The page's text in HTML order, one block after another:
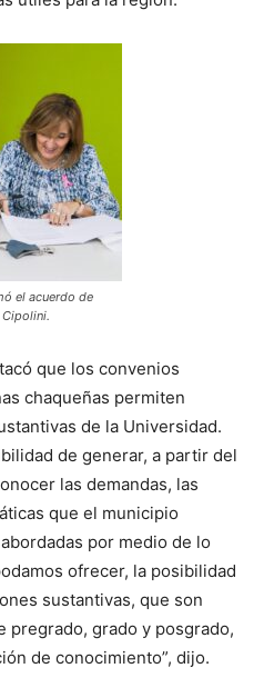
el acuerdo de
que los convenios
chaqueñas permiten
de la Universidad.
de generar, a partir del
las demandas, las
que el municipio
por medio de lo
ofrecer, la posibilidad
sustantivas, que son
pregrado, grado y posgrado,
de conocimiento”, dijo.